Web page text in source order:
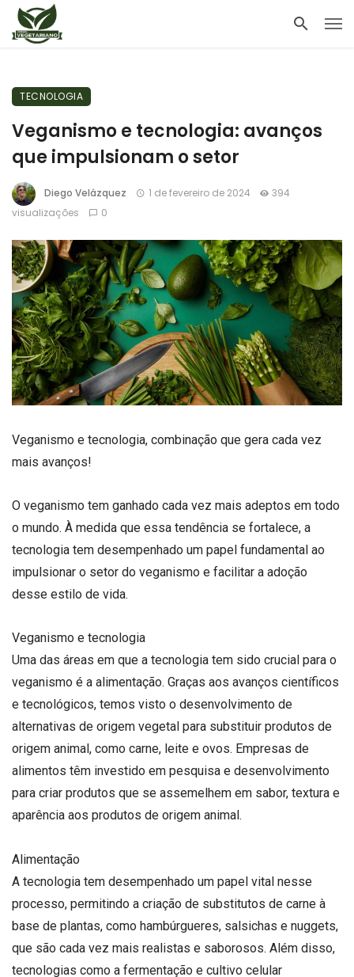
TECNOLOGIA
Veganismo e tecnologia: avanços
que impulsionam o setor
Diego Velázquez 1 de fevereiro de 2024
394
visualizações
0
Veganismo e tecnologia, combinação que gera cada vez
mais avanços!
O veganismo tem ganhado cada vez mais adeptos em todo
o mundo. À medida que essa tendência se fortalece, a
tecnologia tem desempenhado um papel fundamental ao
impulsionar o setor do veganismo e facilitar a adoção
desse estilo de vida.
Veganismo e tecnologia
Uma das áreas em que a tecnologia tem sido crucial para o
veganismo é a alimentação. Graças aos avanços científicos
e tecnológicos, temos visto o desenvolvimento de
alternativas de origem vegetal para substituir produtos de
origem animal, como carne, leite e ovos. Empresas de
alimentos têm investido em pesquisa e desenvolvimento
para criar produtos que se assemelhem em sabor, textura e
aparência aos produtos de origem animal.
Alimentação
A tecnologia tem desempenhado um papel vital nesse
processo, permitindo a criação de substitutos de carne à
base de plantas, como hambúrgueres, salsichas e nuggets,
que são cada vez mais realistas e saborosos. Além disso,
tecnologias como a fermentação e cultivo celular